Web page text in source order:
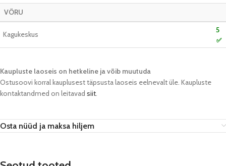
VÕRU
Kagukeskus 5
✅
Kaupluste laoseis on hetkeline ja võib muutuda​
Ostusoovi korral kauplusest täpsusta laoseis eelnevalt üle. Kaupluste
kontaktandmed on leitavad siit.
Osta nüüd ja maksa hiljem